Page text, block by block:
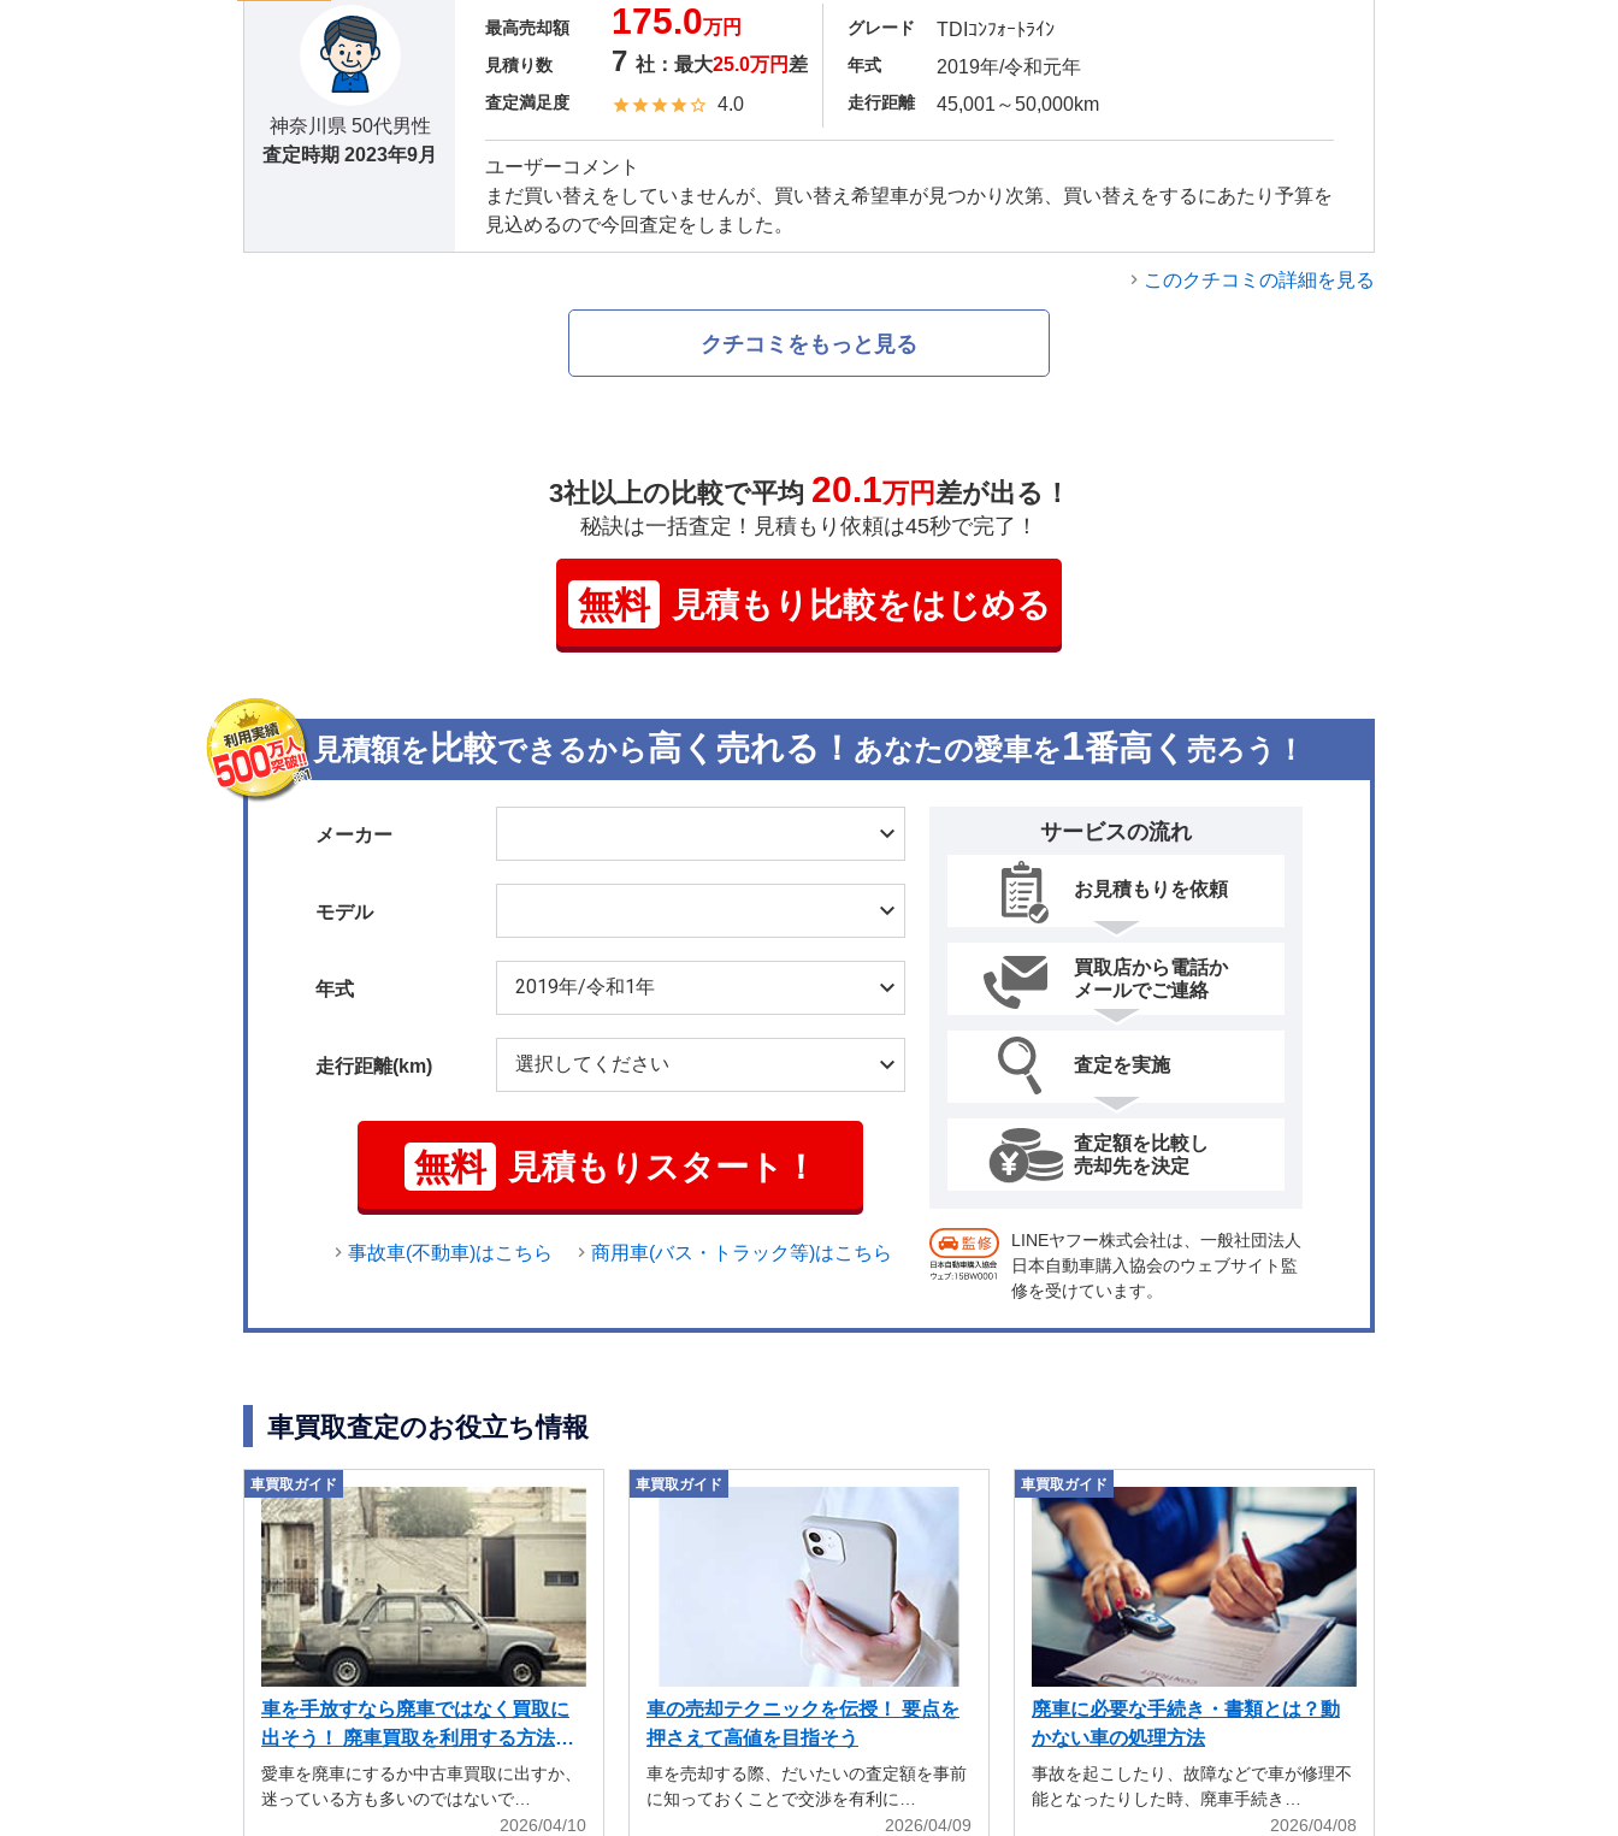
神奈川県 50代男性
査定時期 2023年9月
最高売却額 175.0万円
見積り数 7 社：最大25.0万円 差
査定満足度 4.0
グレード TDIｺﾝﾌｫｰﾄﾗｲﾝ
年式 2019年/令和元年
走行距離 45,001～50,000km
ユーザーコメント
まだ買い替えをしていませんが、買い替え希望車が見つかり次第、買い替えをするにあたり予算を
見込めるので今回査定をしました。
このクチコミの詳細を見る
クチコミをもっと見る
3社以上の比較で平均 20.1万円差が出る！
秘訣は一括査定！見積もり依頼は45秒で完了！
無料 見積もり比較をはじめる
見積額を 比較できるから高く売れる！ あなたの愛車を1番高く 売ろう！
メーカー
モデル
年式
走行距離(km)
無料 見積もりスタート！
事故車(不動車)はこちら 商用車(バス・トラック等)はこちら
サービスの流れ
お見積もりを依頼
買取店から電話か
メールでご連絡
査定を実施
査定額を比較し
売却先を決定
LINEヤフー株式会社は、一般社団法人
日本自動車購入協会のウェブサイト監
修を受けています。
車買取査定のお役立ち情報
車買取ガイド
車を手放すなら廃車ではなく買取に
出そう！ 廃車買取を利用する方法も
解説
愛車を廃車にするか中古車買取に出すか、
迷っている方も多いのではないで…
2026/04/10
車買取ガイド
車の売却テクニックを伝授！ 要点を
押さえて高値を目指そう
車を売却する際、だいたいの査定額を事前
に知っておくことで交渉を有利に…
2026/04/09
車買取ガイド
廃車に必要な手続き・書類とは？動
かない車の処理方法
事故を起こしたり、故障などで車が修理不
能となったりした時、廃車手続き…
2026/04/08